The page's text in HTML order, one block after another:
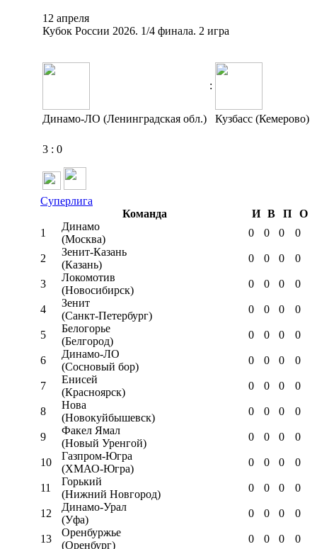
12 апреля
Кубок России 2026. 1/4 финала. 2 игра
:
Динамо-ЛО (Ленинградская обл.) Кузбасс (Кемерово)
3 : 0
Суперлига
Команда
И В П
О
1
Динамо
(Москва)
0 0 0 0
2
Зенит-Казань
(Казань)
0 0 0 0
3
Локомотив
(Новосибирск)
0 0 0 0
4
Зенит
(Санкт-Петербург)
0 0 0 0
5
Белогорье
(Белгород)
0 0 0 0
6
Динамо-ЛО
(Сосновый бор)
0 0 0 0
7
Енисей
(Красноярск)
0 0 0 0
8
Нова
(Новокуйбышевск)
0 0 0 0
9
Факел Ямал
(Новый Уренгой)
0 0 0 0
10
Газпром-Югра
(ХМАО-Югра)
0 0 0 0
11
Горький
(Нижний Новгород)
0 0 0 0
12
Динамо-Урал
(Уфа)
0 0 0 0
13
Оренбуржье
(Оренбург)
0 0 0 0